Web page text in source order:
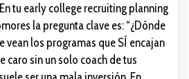
tu early college recruiting planning
la pregunta clave es: “¿Dónde
vean los programas que SÍ encajan
caro sin un solo coach de tus